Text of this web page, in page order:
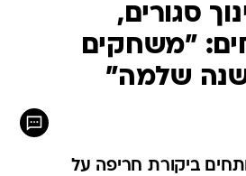
סגורים,
"משחקים
שנה שלמה"
ביקורת חריפה על